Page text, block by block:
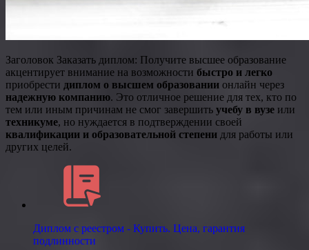
Заголовок Заказать диплом: Получите высшее образование
акцентирует внимание на возможности быстро и легко
приобрести диплом о высшем образовании онлайн через
надежную компанию. Это отличное решение для тех, кто по
тем или иным причинам не смог завершить учебу в вузе или
техникуме, но нуждается в подтверждении своей
квалификации и образовательной степени для работы или
других целей.
Диплом с реестром - Купить. Цена, гарантия
подлинности